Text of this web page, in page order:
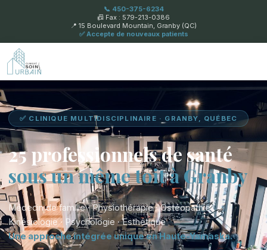
📞 450-375-6234
📠 Fax : 579-213-0386
📍 15 Boulevard Mountain, Granby (QC)
✅ Accepte de nouveaux patients
✅ CLINIQUE MULTIDISCIPLINAIRE · GRANBY, QUÉBEC
25 professionnels de santé
sous un même toit à Granby
Médecin de famille · Physiothérapie · Ostéopathie
Kinésiologie · Psychologie · Esthétique
Une approche intégrée unique en Haute-Yamaska.